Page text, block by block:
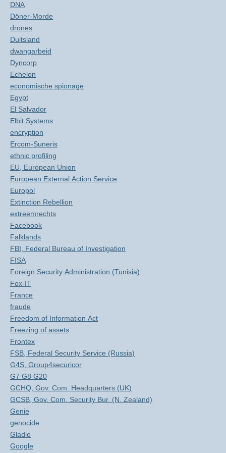
DNA
Döner-Morde
drones
Duitsland
dwangarbeid
Dyncorp
Echelon
economische spionage
Egypt
El Salvador
Elbit Systems
encryption
Ercom-Suneris
ethnic profiling
EU, European Union
European External Action Service
Europol
Extinction Rebellion
extreemrechts
Facebook
Falklands
FBI, Federal Bureau of Investigation
FISA
Foreign Security Administration (Tunisia)
Fox-IT
France
fraude
Freedom of Information Act
Freezing of assets
Frontex
FSB, Federal Security Service (Russia)
G4S, Group4securicor
G7 G8 G20
GCHQ, Gov. Com. Headquarters (UK)
GCSB, Gov. Com. Security Bur. (N. Zealand)
Genie
genocide
Gladio
Google